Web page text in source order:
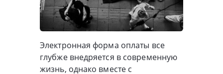
Электронная форма оплаты все
глубже внедряется в современную
жизнь, однако вместе с